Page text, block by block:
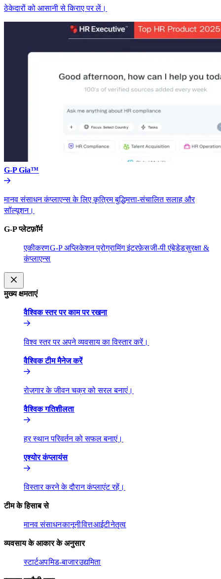
ठेकेदारों को आसानी से किराए पर लें।​​
G-P Gia™​​
मानव संसाधन कंप्लाएन्स के लिए कृत्रिम बुद्धिमत्ता-संचालित सलाह और
सॉल्यूशन।​​
G-P प्लेटफ़ॉर्म​​
एकीकरण​​G-P अप्लिकेशन प्रोग्रामिंग इंटरफ़ेस​​जी-पी एंबेडेड​​सुरक्षा &
कंप्लाएन्स​​
मुख्य क्षमताएं​​
वैश्विक स्तर पर काम पर रखना​​
विश्व स्तर पर अपने व्यवसाय का विस्तार करें।​​
वैश्विक टीम मैनेज करें​​
रोज़गार के जीवन चक्र को सरल बनाएं।​​
वैश्विक गतिशीलता​​
हर स्थान परिवर्तन को सफल बनाएं।​​
एश्योर कंप्लायंस​​
विस्तार करने के दौरान कंप्लाएंट रहें।​​
टीम के हिसाब से​​
मानव संसाधन​​कानूनी​​वित्त​​आईटी​​नेतृत्व​​
व्यवसाय के आकार के अनुसार​​
स्टार्टअप​​मिड-बाजार​​उद्यमिता​​